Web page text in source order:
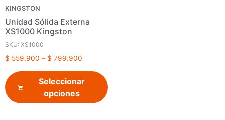
KINGSTON
Unidad Sólida Externa
XS1000 Kingston
SKU: XS1000
$ 559.900 – $ 799.900
Seleccionar
opciones